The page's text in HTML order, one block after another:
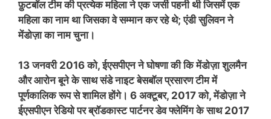
फ़ुटबॉल टीम की प्रत्येक महिला ने एक जर्सी पहनी थी जिसमें एक
महिला का नाम था जिसका वे सम्मान कर रहे थे; एंडी सुलिवन ने
मेंडोज़ा का नाम चुना।
13 जनवरी 2016 को, ईएसपीएन ने घोषणा की कि मेंडोज़ा शुलमैन
और आरोन बूने के साथ संडे नाइट बेसबॉल प्रसारण टीम में
पूर्णकालिक रूप से शामिल होंगे। 6 अक्टूबर, 2017 को, मेंडोज़ा ने
ईएसपीएन रेडियो पर ब्रॉडकास्ट पार्टनर डेव फ्लेमिंग के साथ 2017